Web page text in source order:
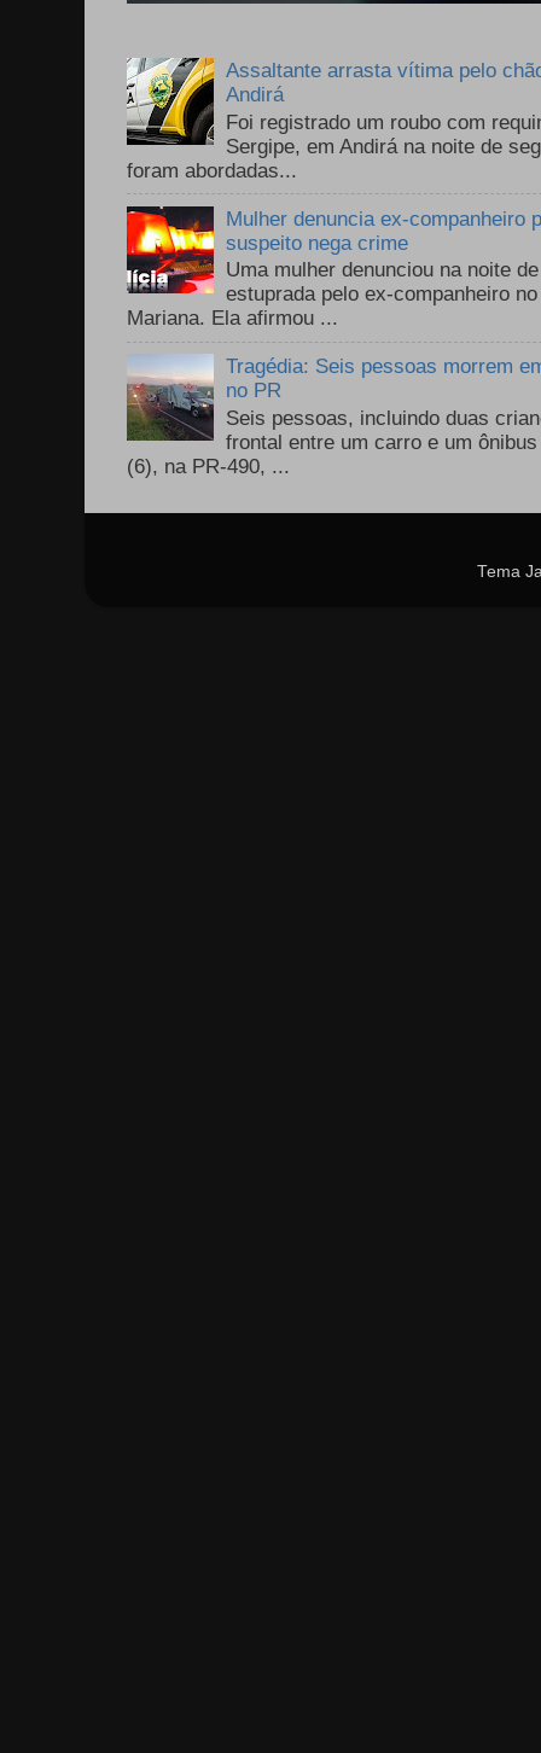
Assaltante arrasta vítima pelo
Andirá
Foi registrado um roubo com
Sergipe, em Andirá na noite de
foram abordadas...
Mulher denuncia ex-companheiro
suspeito nega crime
Uma mulher denunciou na noite
estuprada pelo ex-companheiro
Mariana. Ela afirmou ...
Tragédia: Seis pessoas morrem
no PR
Seis pessoas, incluindo duas
frontal entre um carro e um
(6), na PR-490, ...
Tema